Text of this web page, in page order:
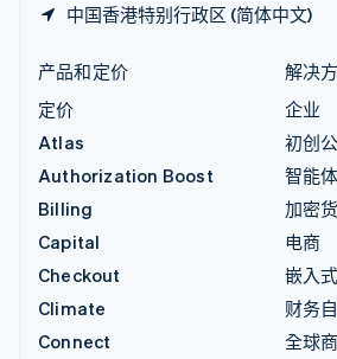
中国香港特别行政区 (简体中文)
产品和定价
定价
Atlas
Authorization Boost
Billing
Capital
Checkout
Climate
Connect
解决
企业
初创
智能
加密
电商
嵌入
财务
全球